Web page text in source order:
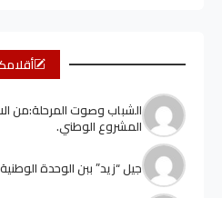
الشباب وصوت المرحلة:من
المشروع الوطني.
جيل “زيد” ببن الوحدة